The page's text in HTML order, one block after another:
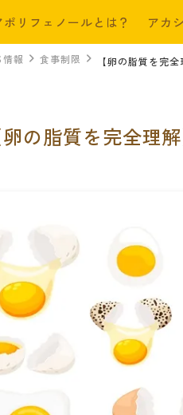
リフェノールとは？ アカ
報 食事制限 【卵の脂質を完
卵の脂質を完全理